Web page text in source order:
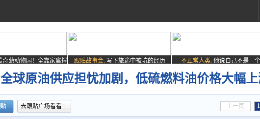
奇葩动物园！全靠家禽撑
场子
跟贴故事会: 写下旅途中被坑的经历 不正常人类: 他说自己不是一
全球原油供应担忧加剧，低硫燃料油价格大幅
去跟贴广场看看 上一页 1